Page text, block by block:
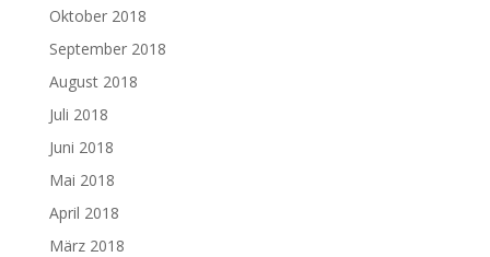
Oktober 2018
September 2018
August 2018
Juli 2018
Juni 2018
Mai 2018
April 2018
März 2018